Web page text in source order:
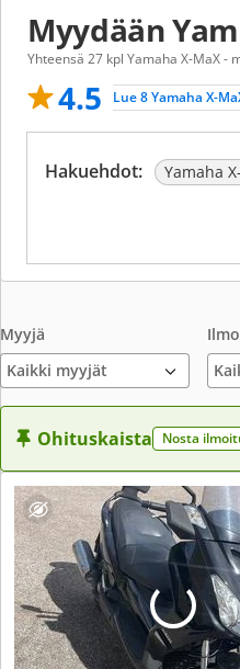
Myydään
Yhteensä 27 kpl Yamaha X-MaX -
4.5 Lue 8 Yamaha X-
Hakuehdot: Yamaha
Myyjä
Kaikki myyjät
Ohituskaista Nosta